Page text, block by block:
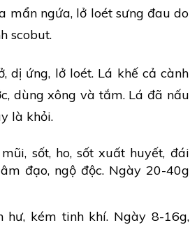
mẩn ngứa, lở loét sưng đau do
scobut.
dị ứng, lở loét. Lá khế cả cành
dùng xông và tắm. Lá đã nấu
là khỏi.
sốt, ho, sốt xuất huyết, đái
đạo, ngộ độc. Ngày 20-40g
hư, kém tinh khí. Ngày 8-16g,